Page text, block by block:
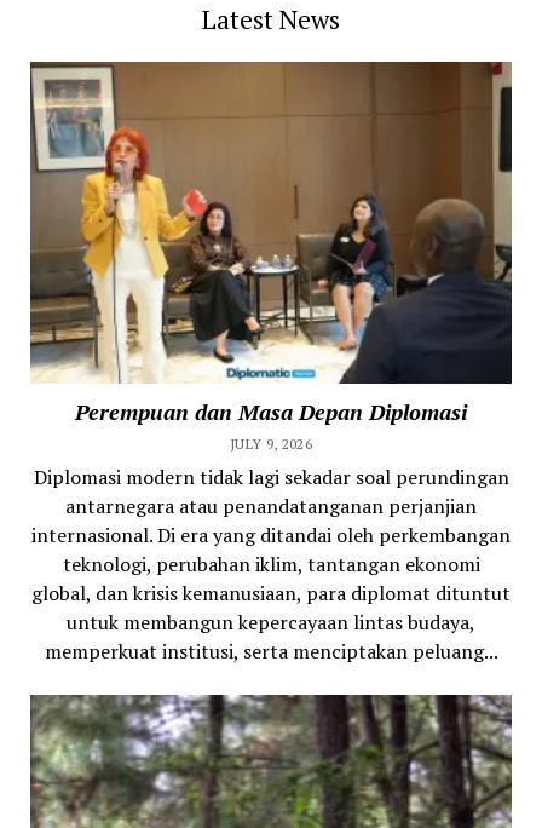
Latest News
Perempuan dan Masa Depan Diplomasi
JULY 9, 2026
Diplomasi modern tidak lagi sekadar soal perundingan
antarnegara atau penandatanganan perjanjian
internasional. Di era yang ditandai oleh perkembangan
teknologi, perubahan iklim, tantangan ekonomi
global, dan krisis kemanusiaan, para diplomat dituntut
untuk membangun kepercayaan lintas budaya,
memperkuat institusi, serta menciptakan peluang...